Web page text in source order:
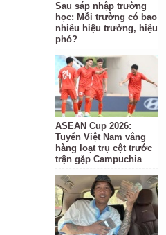
Sau sáp nhập trường
học: Mỗi trường có bao
nhiêu hiệu trưởng, hiệu
phó?
ASEAN Cup 2026:
Tuyển Việt Nam vắng
hàng loạt trụ cột trước
trận gặp Campuchia